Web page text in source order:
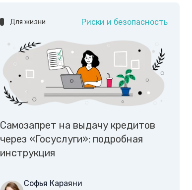
Для жизни Риски и безопасность
Самозапрет на выдачу кредитов
через «Госуслуги»: подробная
инструкция
Софья Караяни